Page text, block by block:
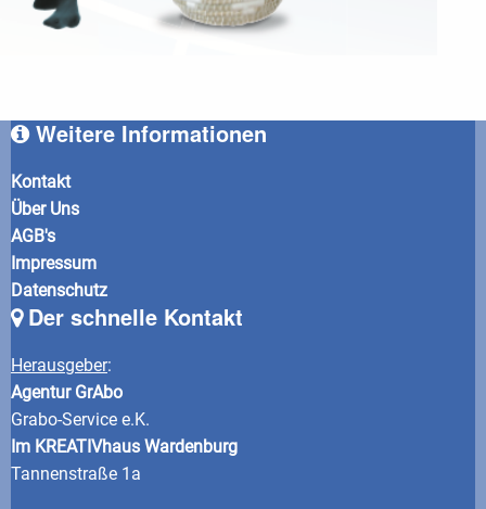
Weitere Informationen
Kontakt
Über Uns
AGB's
Impressum
Datenschutz
Der schnelle Kontakt
Herausgeber:
Agentur GrAbo
Grabo-Service e.K.
Im KREATIVhaus Wardenburg
Tannenstraße 1a